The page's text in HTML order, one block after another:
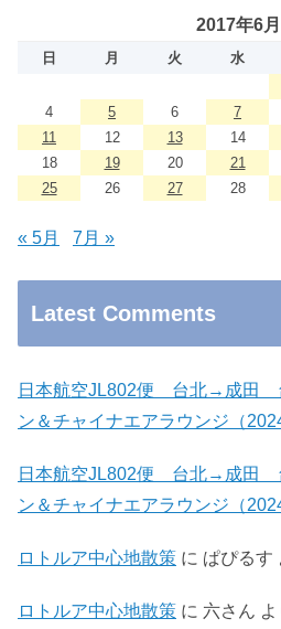
2017年6月
日 月 火 水
4
5 6 7
11
12 13 14
18
19 20 21
25
26 27 28
« 5月 7月 »
Latest Comments
日本航空JL802便 台北→成田
ン＆チャイナエアラウンジ（
日本航空JL802便 台北→成田
ン＆チャイナエアラウンジ（
ロトルア中心地散策 に ぱぴるす
ロトルア中心地散策 に 六さん よ